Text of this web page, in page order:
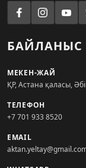
БАЙЛАНЫС
МЕКЕН-ЖАЙ
ҚР, Астана қаласы,
ТЕЛЕФОН
+7 701 933 8520
EMAIL